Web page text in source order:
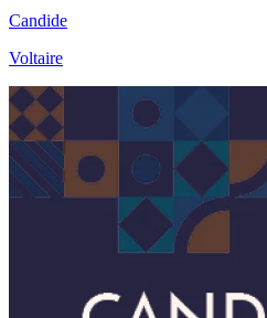
Candide
Voltaire